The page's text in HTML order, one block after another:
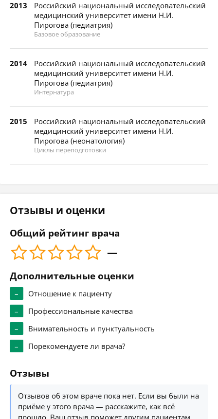
2013
Российский национальный исследовательский
медицинский университет имени Н.И.
Пирогова (педиатрия)
Базовое образование
2014
Российский национальный исследовательский
медицинский университет имени Н.И.
Пирогова (педиатрия)
Интернатура
2015
Российский национальный исследовательский
медицинский университет имени Н.И.
Пирогова (неонатология)
Циклы переподготовки
Отзывы и оценки
Общий рейтинг врача
—
Дополнительные оценки
–
Отношение к пациенту
–
Профессиональные качества
–
Внимательность и пунктуальность
–
Порекомендуете ли врача?
Отзывы
Отзывов об этом враче пока нет. Если вы были на
приёме у этого врача — расскажите, как всё
прошло. Ваш отзыв поможет другим пациентам